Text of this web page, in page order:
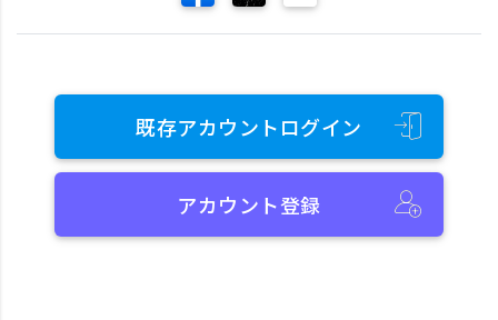
既存アカウントログイン
アカウント登録